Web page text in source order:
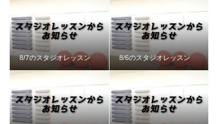
8/7のスタジオレッスン 8/6のスタジオレッスン